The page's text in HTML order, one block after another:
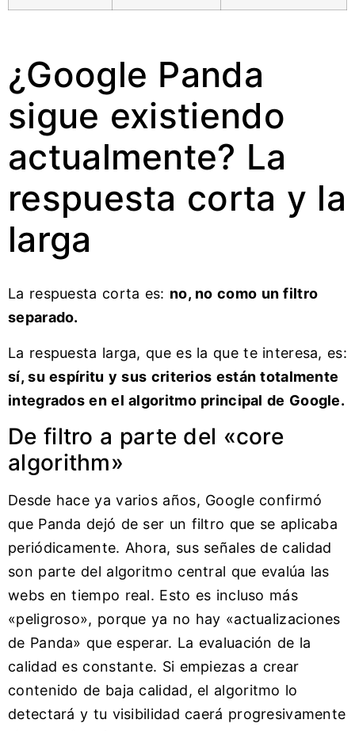
¿Google Panda
sigue existiendo
actualmente? La
respuesta corta y la
larga
La respuesta corta es: no, no como un filtro
separado.
La respuesta larga, que es la que te interesa, es:
sí, su espíritu y sus criterios están totalmente
integrados en el algoritmo principal de Google.
De filtro a parte del «core
algorithm»
Desde hace ya varios años, Google confirmó
que Panda dejó de ser un filtro que se aplicaba
periódicamente. Ahora, sus señales de calidad
son parte del algoritmo central que evalúa las
webs en tiempo real. Esto es incluso más
«peligroso», porque ya no hay «actualizaciones
de Panda» que esperar. La evaluación de la
calidad es constante. Si empiezas a crear
contenido de baja calidad, el algoritmo lo
detectará y tu visibilidad caerá progresivamente